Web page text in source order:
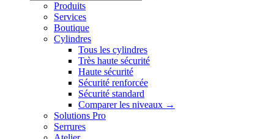
Produits
Services
Boutique
Cylindres
Tous les cylindres
Très haute sécurité
Haute sécurité
Sécurité renforcée
Sécurité standard
Comparer les niveaux →
Solutions Pro
Serrures